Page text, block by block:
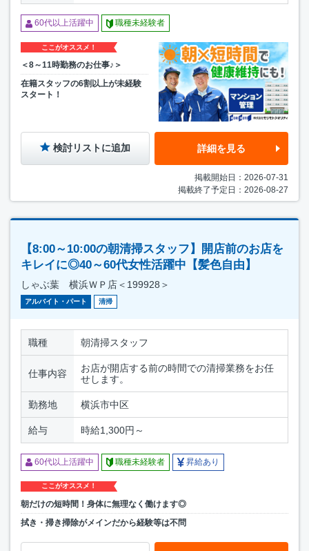
60代以上活躍中 職種未経験者
ここがオススメ！
＜8～11時勤務のお仕事♪＞
在籍スタッフの6割以上が未経験
スタート！
検討リストに追加 詳細を見る
掲載開始日：2026-07-31
掲載終了予定日：2026-08-27
【8:00～10:00の朝清掃スタッフ】開店前のお店を
キレイに◎40～60代女性活躍中【髪色自由】
しゃぶ葉 横浜ＷＰ店＜199928＞
アルバイト・パート 清掃
職種 朝清掃スタッフ
仕事内容
お店が開店する前の時間での清掃業務をお任
せします。
勤務地 横浜市中区
給与 時給1,300円～
60代以上活躍中 職種未経験者 昇給あり
ここがオススメ！
朝だけの短時間！身体に無理なく働けます◎
拭き・掃き掃除がメインだから経験等は不問